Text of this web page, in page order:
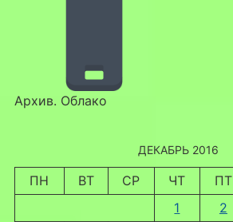
Архив. Облако
ДЕКАБРЬ 2016
ПН ВТ СР ЧТ ПТ
1
2